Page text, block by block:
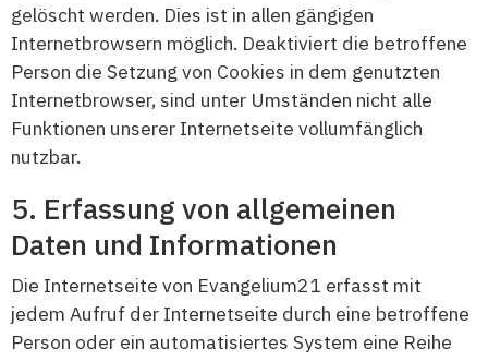
gelöscht werden. Dies ist in allen gängigen
Internetbrowsern möglich. Deaktiviert die betroffene
Person die Setzung von Cookies in dem genutzten
Internetbrowser, sind unter Umständen nicht alle
Funktionen unserer Internetseite vollumfänglich
nutzbar.
Erfassung von allgemeinen
Daten und Informationen
Die Internetseite von Evangelium21 erfasst mit
jedem Aufruf der Internetseite durch eine betroffene
Person oder ein automatisiertes System eine Reihe